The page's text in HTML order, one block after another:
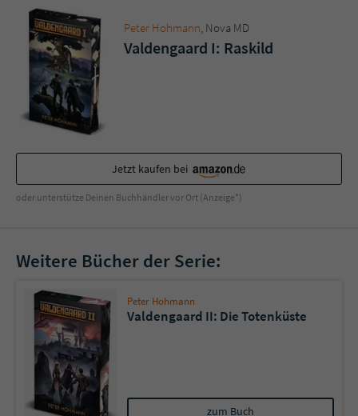
Peter Hohmann , Nova MD
Valdengaard I: Raskild
Jetzt kaufen bei
oder unterstütze Deinen Buchhändler vor Ort (Anzeige*)
Weitere Bücher der Serie:
Peter Hohmann
Valdengaard II: Die Totenküste
zum Buch